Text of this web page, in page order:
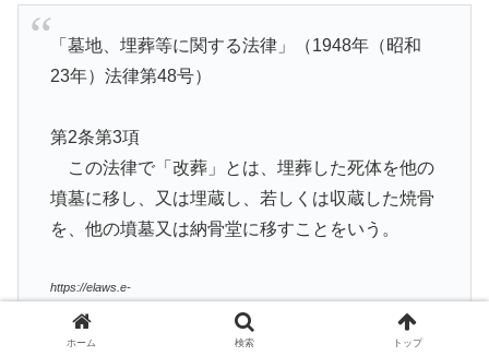
「墓地、埋葬等に関する法律」（1948年（昭和
23年）法律第48号）
第2条第3項
この法律で「改葬」とは、埋葬した死体を他の
墳墓に移し、又は埋蔵し、若しくは収蔵した焼骨
を、他の墳墓又は納骨堂に移すことをいう。
https://elaws.e-
lawId=323AC0000000048#3
ホーム 検索 トップ